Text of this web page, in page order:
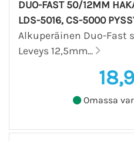
DUO-FAST 50/12MM
LDS-5016, CS-5000
Alkuperäinen Duo-Fast
Leveys 12,5mm...
Omassa